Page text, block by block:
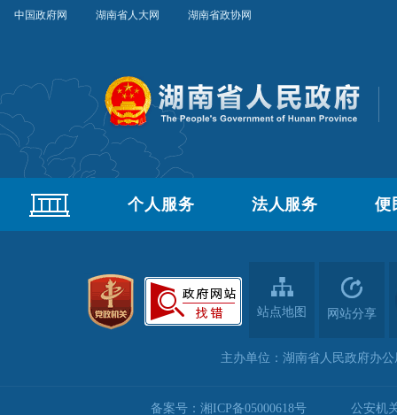
中国政府网 湖南省人大网 湖南省政协网
个人服务 法人服务 便
站点地图 网站分享
主办单位：湖南省人民政府办公
备案号：湘ICP备05000618号 公安机